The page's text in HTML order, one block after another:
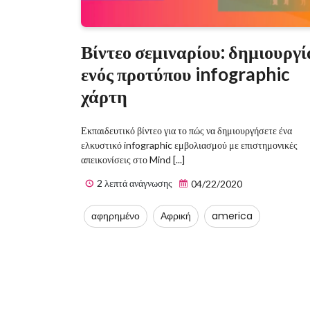
Βίντεο σεμιναρίου:
ενός προτύπου infographic
χάρτη
Εκπαιδευτικό βίντεο για το πώς να δημιουργήσετε ένα
ελκυστικό infographic εμβολιασμού με επιστημονικές
απεικονίσεις στο Mind [...]
2 λεπτά ανάγνωσης
04/22/2020
αφηρημένο Αφρική america